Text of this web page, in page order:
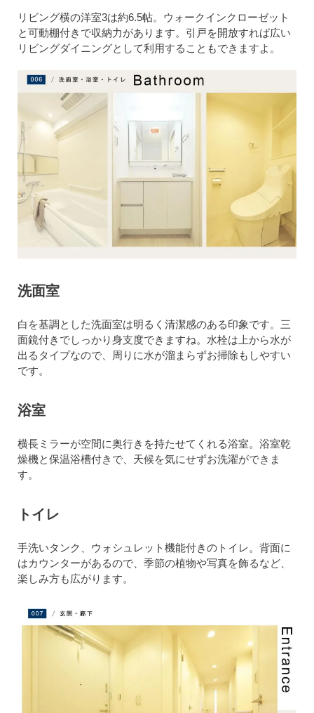
リビング横の洋室3は約6.5帖。ウォークインクローゼット
と可動棚付きで収納力があります。引戸を開放すれば広い
リビングダイニングとして利用することもできますよ。
洗面室
白を基調とした洗面室は明るく清潔感のある印象です。三
面鏡付きでしっかり身支度できますね。水栓は上から水が
出るタイプなので、周りに水が溜まらずお掃除もしやすい
です。
浴室
横長ミラーが空間に奥行きを持たせてくれる浴室。浴室乾
燥機と保温浴槽付きで、天候を気にせずお洗濯ができま
す。
トイレ
手洗いタンク、ウォシュレット機能付きのトイレ。背面に
はカウンターがあるので、季節の植物や写真を飾るなど、
楽しみ方も広がります。